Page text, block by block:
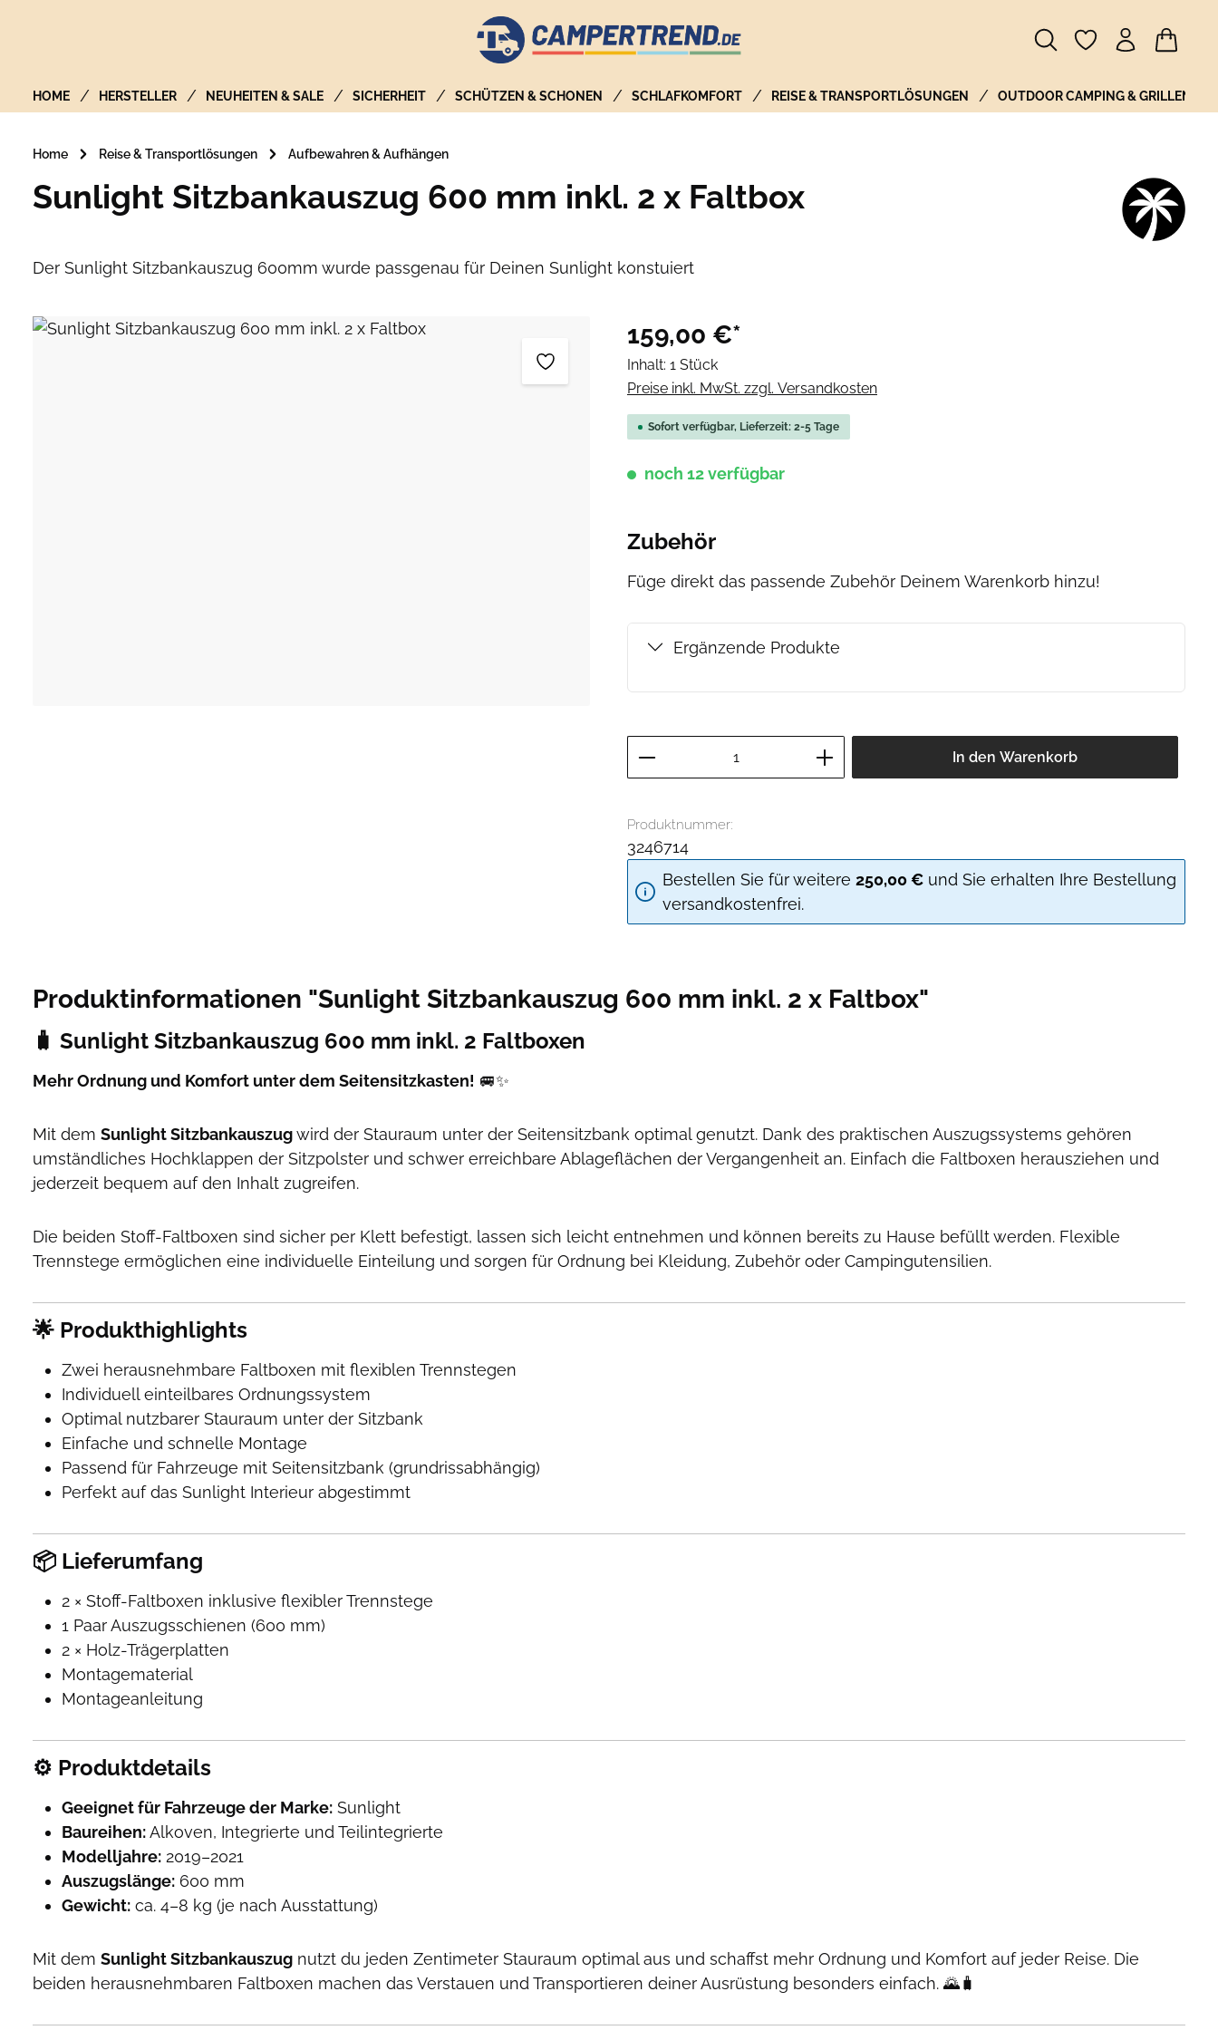
HOME HERSTELLER NEUHEITEN & SALE SICHERHEIT SCHÜTZEN & SCHONEN SCHLAFKOMFORT REISE & TRANSPORTLÖSUNGEN OUTDOOR CAMPING & GRILLEN
Home Reise & Transportlösungen Aufbewahren & Aufhängen
Sunlight Sitzbankauszug 600 mm inkl. 2 x Faltbox
Der Sunlight Sitzbankauszug 600mm wurde passgenau für Deinen Sunlight konstuiert
Bildergalerie überspringen 159,00 €*
Inhalt: 1 Stück
Preise inkl. MwSt. zzgl. Versandkosten
Sofort verfügbar, Lieferzeit: 2-5 Tage
noch 12 verfügbar
Zubehör
Füge direkt das passende Zubehör Deinem Warenkorb hinzu!
Ergänzende Produkte
Produkt Anzahl: Gib den gewünschten Wert ein oder
In den Warenkorb
Produktnummer:
3246714
Bestellen Sie für weitere 250,00 € und Sie erhalten Ihre Bestellung
versandkostenfrei.
Produktinformationen "Sunlight Sitzbankauszug 600 mm inkl. 2 x Faltbox"
🧳 Sunlight Sitzbankauszug 600 mm inkl. 2 Faltboxen
Mehr Ordnung und Komfort unter dem Seitensitzkasten! 🚐✨
Mit dem Sunlight Sitzbankauszugwird der Stauraum unter der Seitensitzbank optimal genutzt. Dank des praktischen Auszugssystems gehören
umständliches Hochklappen der Sitzpolster und schwer erreichbare Ablageflächen der Vergangenheit an. Einfach die Faltboxen herausziehen und
jederzeit bequem auf den Inhalt zugreifen.
Die beiden Stoff-Faltboxen sind sicher per Klett befestigt, lassen sich leicht entnehmen und können bereits zu Hause befüllt werden. Flexible
Trennstege ermöglichen eine individuelle Einteilung und sorgen für Ordnung bei Kleidung, Zubehör oder Campingutensilien.
🌟 Produkthighlights
Zwei herausnehmbare Faltboxen mit flexiblen Trennstegen
Individuell einteilbares Ordnungssystem
Optimal nutzbarer Stauraum unter der Sitzbank
Einfache und schnelle Montage
Passend für Fahrzeuge mit Seitensitzbank (grundrissabhängig)
Perfekt auf das Sunlight Interieur abgestimmt
📦 Lieferumfang
2 × Stoff-Faltboxen inklusive flexibler Trennstege
1 Paar Auszugsschienen (600 mm)
2 × Holz-Trägerplatten
Montagematerial
Montageanleitung
⚙️ Produktdetails
Geeignet für Fahrzeuge der Marke: Sunlight
Baureihen:Alkoven, Integrierte und Teilintegrierte
Modelljahre: 2019–2021
Auszugslänge: 600 mm
Gewicht: ca. 4–8 kg (je nach Ausstattung)
Mit dem Sunlight Sitzbankauszug nutzt du jeden Zentimeter Stauraum optimal aus und schaffst mehr Ordnung und Komfort auf jeder Reise. Die
beiden herausnehmbaren Faltboxen machen das Verstauen und Transportieren deiner Ausrüstung besonders einfach. 🌄🧳